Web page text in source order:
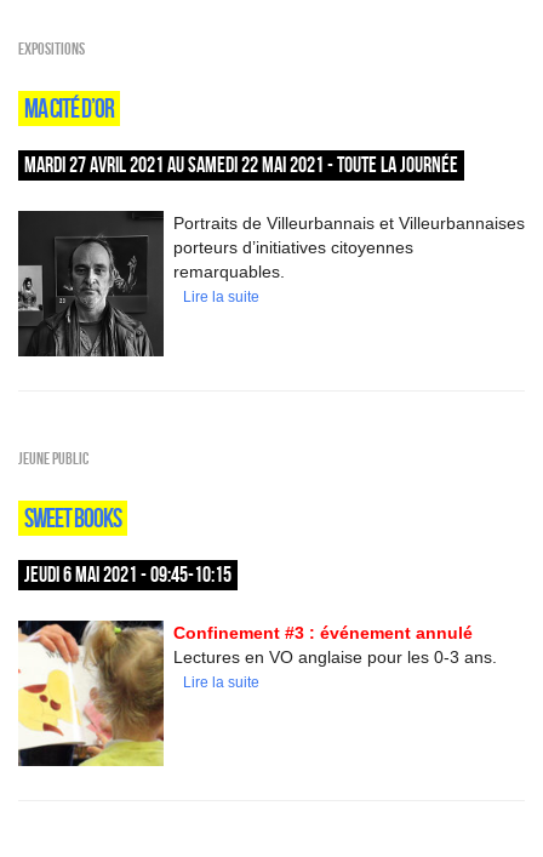
EXPOSITIONS
MA CITÉ D’OR
MARDI 27 AVRIL 2021 AU SAMEDI 22 MAI 2021 - TOUTE LA JOURNÉE
Portraits de Villeurbannais et Villeurbannaises
porteurs d’initiatives citoyennes
remarquables.
Lire la suite
Jeune public
SWEET BOOKS
JEUDI 6 MAI 2021 - 09:45-10:15
Confinement #3 : événement annulé
Lectures en VO anglaise pour les 0-3 ans.
Lire la suite